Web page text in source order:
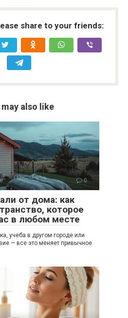
share to your friends:
may also like
0
от дома: как
которое
в любом месте
учеба в другом городе или
— все это меняет привычное